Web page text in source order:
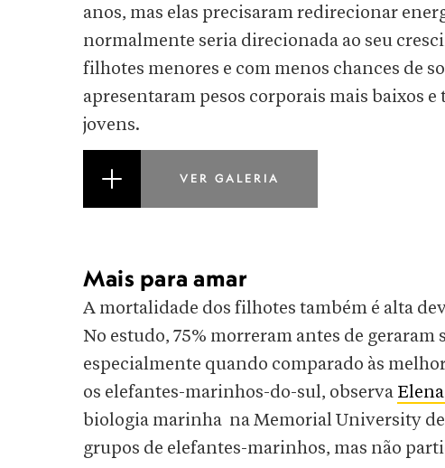
anos, mas elas precisaram redirecionar
normalmente seria direcionada ao seu
filhotes menores e com menos chances de
apresentaram pesos corporais mais baixos
jovens.
VER GALERIA
Mais para amar
A mortalidade dos filhotes também é alta
No estudo, 75% morreram antes de
especialmente quando comparado às
os elefantes-marinhos-do-sul, observa
biologia marinha na Memorial University
grupos de elefantes-marinhos, mas não